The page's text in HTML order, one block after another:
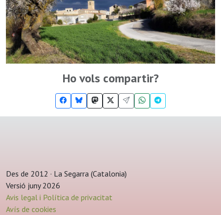
Ho vols compartir?
Des de 2012 · La Segarra (Catalonia)
Versió juny 2026
Avis legal i Política de privacitat
Avís de cookies